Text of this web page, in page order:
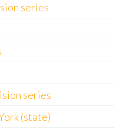
series
series
(state)